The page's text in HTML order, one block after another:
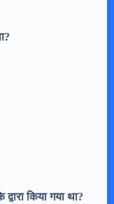
किया गया था?